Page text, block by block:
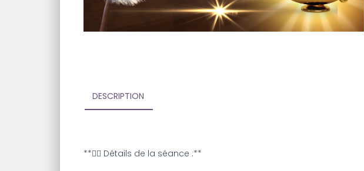
DESCRIPTION
**🧘‍♀️ Détails de la séance :**